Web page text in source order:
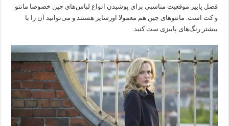
فصل پاییز موقعیت مناسبی برای پوشیدن انواع لباس‌های جین خصوصا مانتو
و کت است. مانتوهای جین هم معمولا اورسایز هستند و می‌توانید آن را با
بیشتر رنگ‌های پاییزی ست کنید.